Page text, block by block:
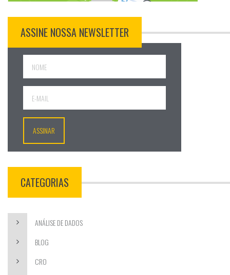
ASSINE NOSSA NEWSLETTER
CATEGORIAS
ANÁLISE DE DADOS
BLOG
CRO